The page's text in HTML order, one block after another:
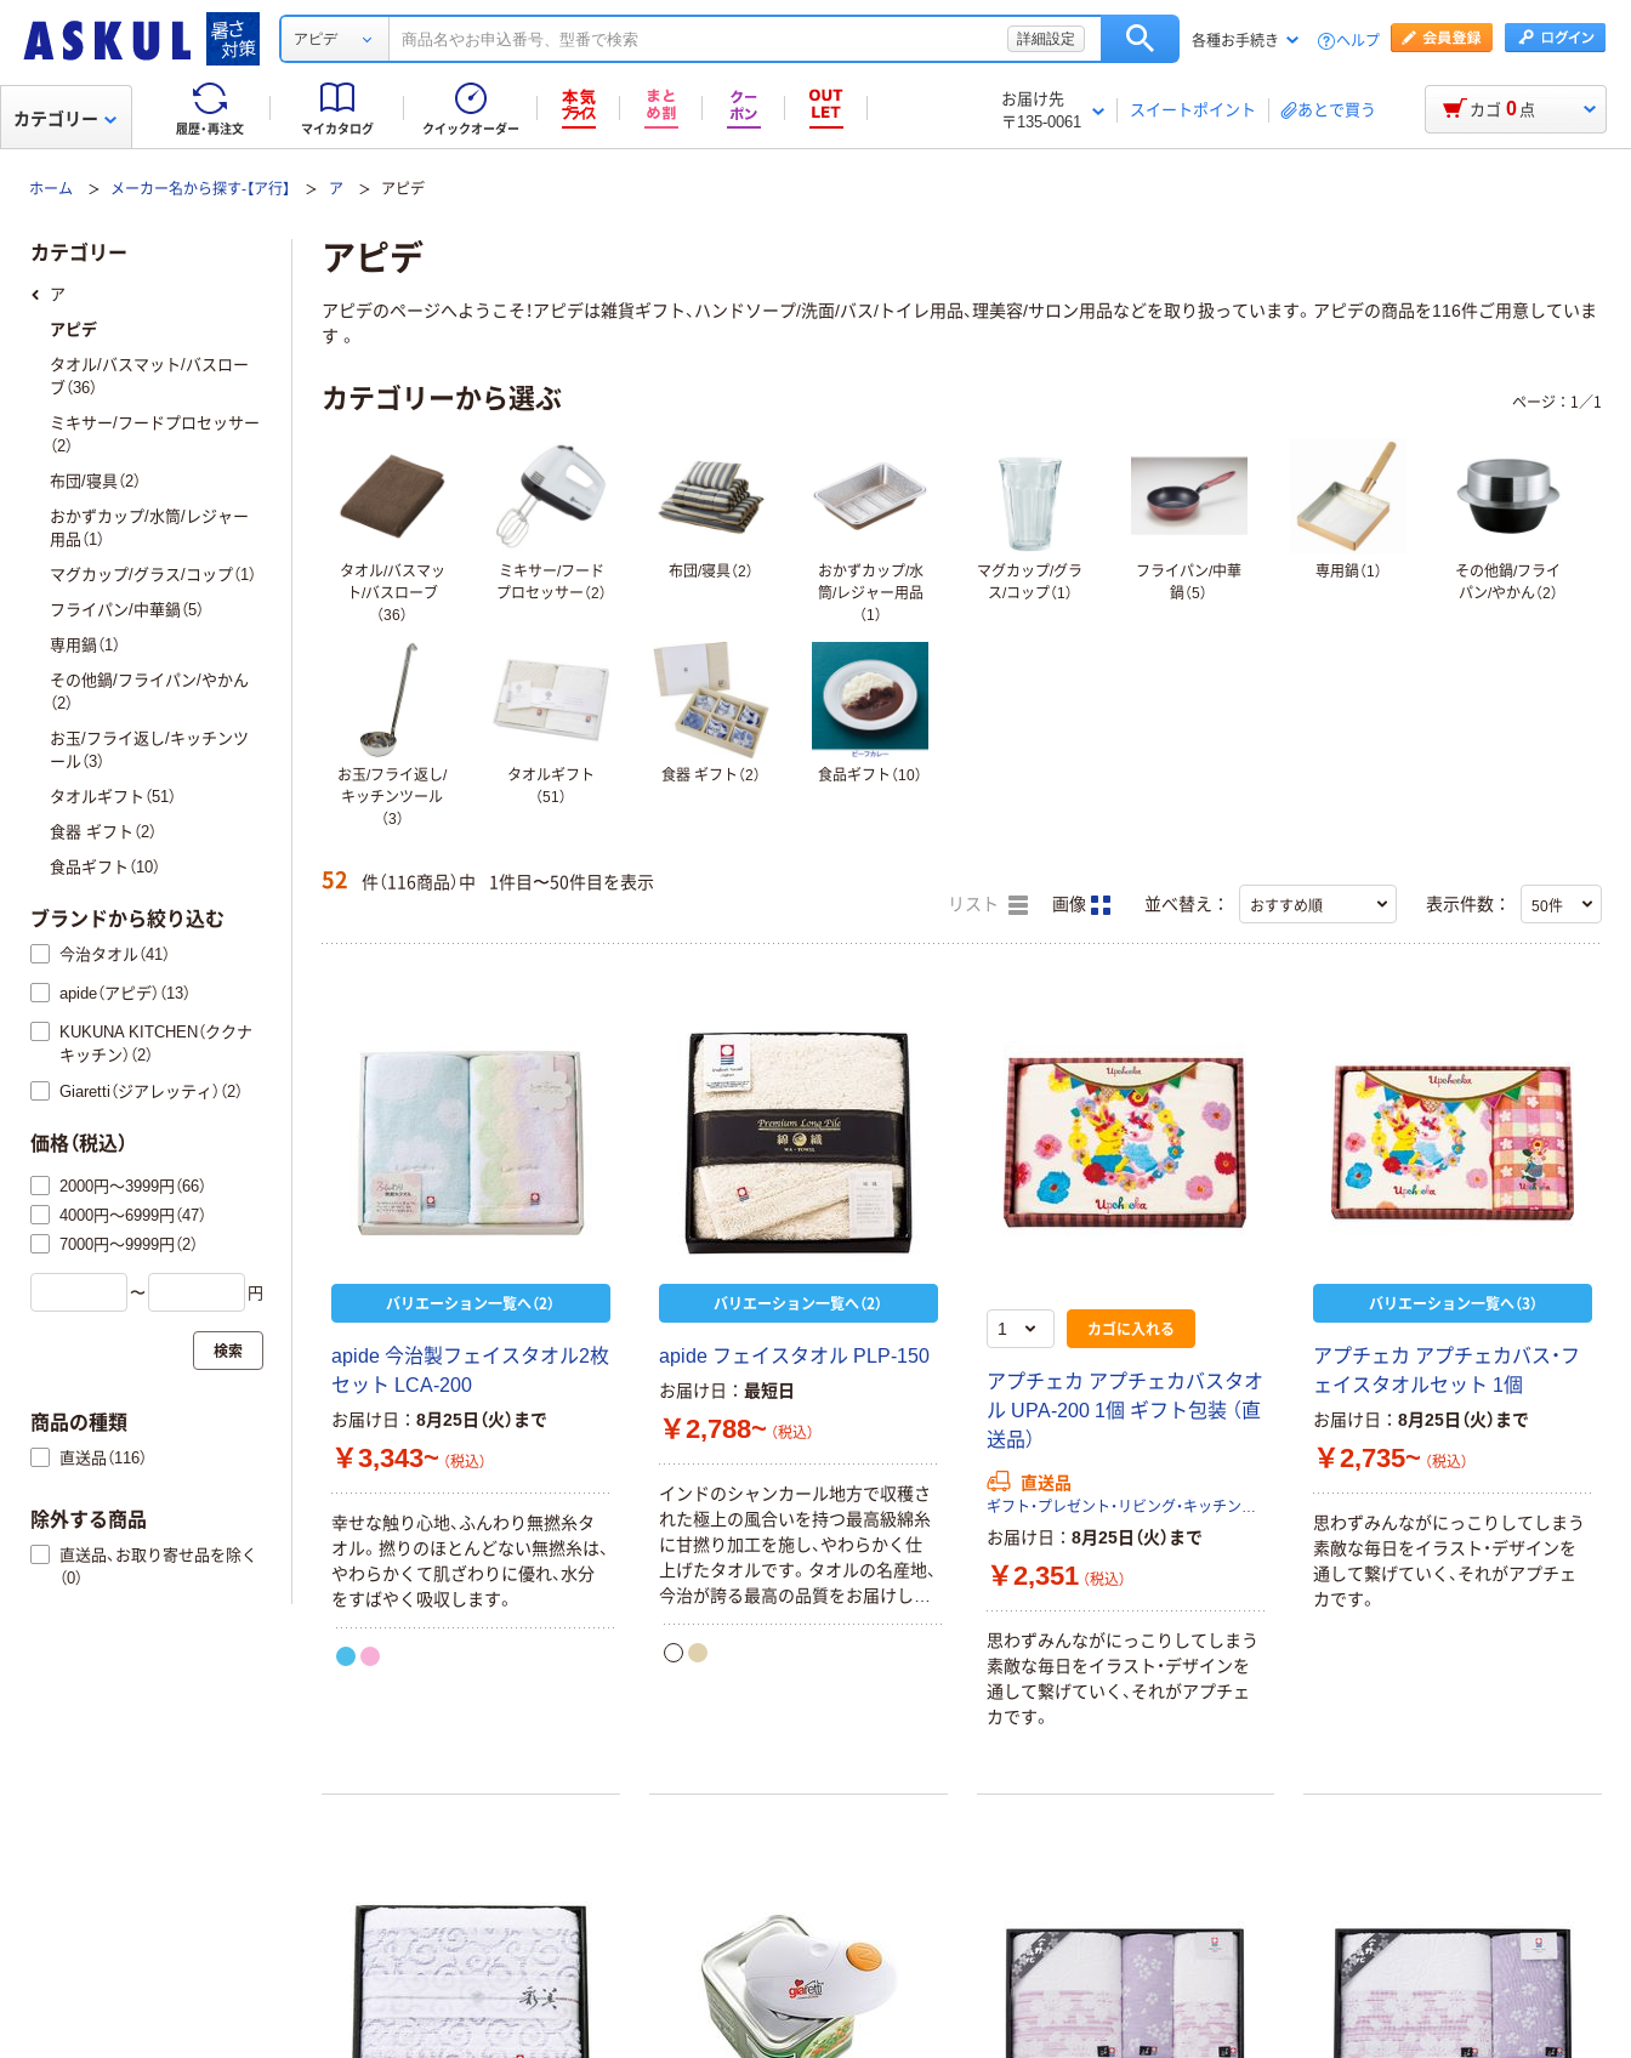
アピデ 詳細設定 各種お手続き ヘルプ
履歴・再注文 マイカタログ クイックオーダー
お届け先
〒135-0061
スイートポイント あとで買う
カテゴリー カゴ 0 点
ホーム メーカー名から探す-【ア行】 ア アピデ
アピデ
アピデのページへようこそ！アピデは雑貨ギフト、ハンドソープ/洗面/バス/トイレ用品、理美容/サロン用品などを取り扱っています。アピデの商品を116件ご用意していま
す 。
カテゴリーから選ぶ
タオル/バスマッ
ト/バスローブ
（36）
ミキサー/フード
プロセッサー（2）
布団/寝具（2）
おかずカップ/水
筒/レジャー用品
（1）
マグカップ/グラ
ス/コップ（1）
フライパン/中華
鍋（5）
専用鍋（1）
その他鍋/フライ
パン/やかん（2）
お玉/フライ返し/
キッチンツール
（3）
タオルギフト
（51）
食器 ギフト（2） 食品ギフト（10）
ページ： 1 ／1
52 件（116商品）中 1件目〜50件目を表示
リスト 画像 並べ替え： 表示件数：
バリエーション一覧へ（2）
apide 今治製フェイスタオル2枚
セット LCA-200
お届け日 8月25日（火）まで
￥3,343~ （税込）
幸せな触り心地、ふんわり無撚糸タ
オル。撚りのほとんどない無撚糸は、
やわらかくて肌ざわりに優れ、水分
をすばやく吸収します。
バリエーション一覧へ（2）
apide フェイスタオル PLP-150
お届け日 最短日
￥2,788~ （税込）
インドのシャンカール地方で収穫さ
れた極上の風合いを持つ最高級綿糸
に甘撚り加工を施し、やわらかく仕
上げたタオルです。タオルの名産地、
今治が誇る最高の品質をお届けしま
す。
カゴに入れる
アプチェカ アプチェカバスタオ
ル UPA-200 1個 ギフト包装 （直
送品）
直送品
ギフト・プレゼント・リビング・キッチン用品を扱う専門商社アピデ株式会社
お届け日 8月25日（火）まで
￥2,351 （税込）
思わずみんながにっこりしてしまう
素敵な毎日をイラスト・デザインを
通して繋げていく、それがアプチェ
カです。
バリエーション一覧へ（3）
アプチェカ アプチェカバス・フ
ェイスタオルセット 1個
お届け日 8月25日（火）まで
￥2,735~ （税込）
思わずみんながにっこりしてしまう
素敵な毎日をイラスト・デザインを
通して繋げていく、それがアプチェ
カです。
カテゴリー
ア
アピデ
タオル/バスマット/バスロー
ブ（36）
ミキサー/フードプロセッサー
（2）
布団/寝具（2）
おかずカップ/水筒/レジャー
用品（1）
マグカップ/グラス/コップ（1）
フライパン/中華鍋（5）
専用鍋（1）
その他鍋/フライパン/やかん
（2）
お玉/フライ返し/キッチンツ
ール（3）
タオルギフト（51）
食器 ギフト（2）
食品ギフト（10）
ブランドから絞り込む
今治タオル（41）
apide（アピデ）（13）
KUKUNA KITCHEN（ククナ
キッチン）（2）
Giaretti（ジアレッティ）（2）
価格（税込）
2000円～3999円（66）
4000円～6999円（47）
7000円～9999円（2）
〜 円
検索
商品の種類
直送品（116）
除外する商品
直送品、お取り寄せ品を除く
（0）